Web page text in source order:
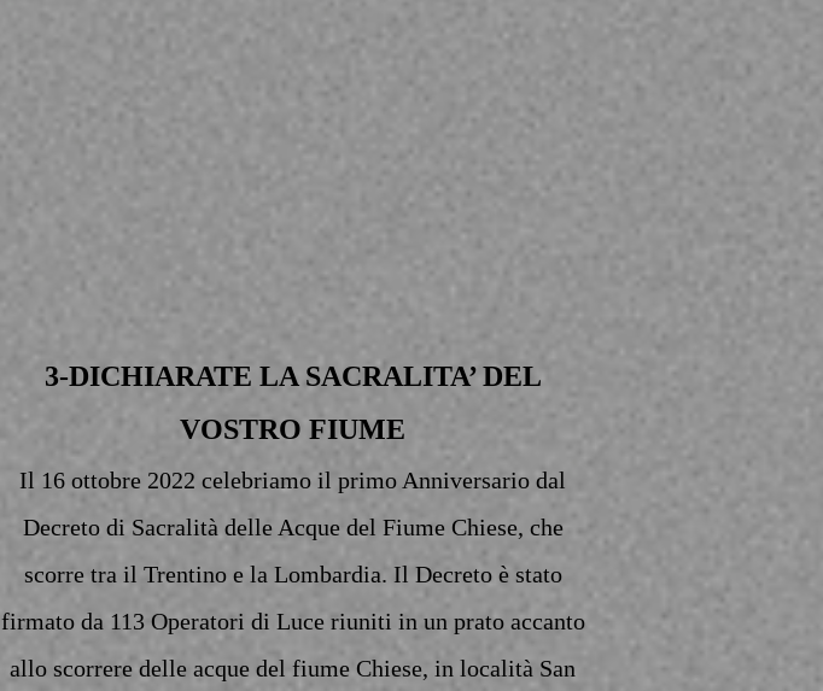
3-DICHIARATE LA SACRALITA’ DEL
VOSTRO FIUME
Il 16 ottobre 2022 celebriamo il primo Anniversario dal
Decreto di Sacralità delle Acque del Fiume Chiese, che
scorre tra il Trentino e la Lombardia. Il Decreto è stato
firmato da 113 Operatori di Luce riuniti in un prato accanto
allo scorrere delle acque del fiume Chiese, in località San